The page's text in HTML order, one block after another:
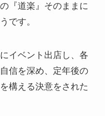
『道楽』そのままに
です。
イベント出店し、各
信を深め、定年後の
構える決意をされた